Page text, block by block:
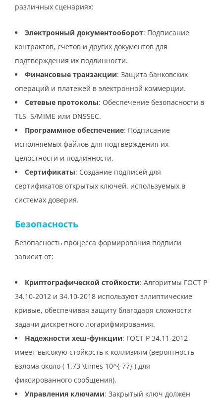
различных сценариях:
Электронный документооборот: Подписание
контрактов, счетов и других документов для
подтверждения их подлинности.
Финансовые транзакции: Защита банковских
операций и платежей в электронной коммерции.
Сетевые протоколы: Обеспечение безопасности в
TLS, S/MIME или DNSSEC.
Программное обеспечение: Подписание
исполняемых файлов для подтверждения их
целостности и подлинности.
Сертификаты: Создание подписей для
сертификатов открытых ключей, используемых в
системах доверия.
Безопасность
Безопасность процесса формирования подписи
зависит от:
Криптографической стойкости: Алгоритмы ГОСТ Р
34.10-2012 и 34.10-2018 используют эллиптические
кривые, обеспечивая защиту благодаря сложности
задачи дискретного логарифмирования.
Надежности хеш-функции: ГОСТ Р 34.11-2012
имеет высокую стойкость к коллизиям (вероятность
взлома около ( 1.73 \times 10^{-77} ) для
фиксированного сообщения).
Управления ключами: Закрытый ключ должен